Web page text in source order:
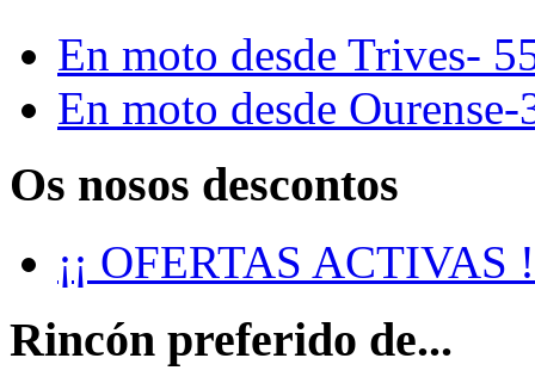
En moto desde Trives-
En moto desde
Os nosos descontos
¡¡ OFERTAS ACTIVAS
Rincón preferido de...